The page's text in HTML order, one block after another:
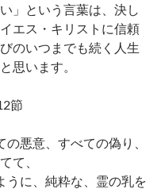
」という言葉は、決し
エス・キリストに信頼
のいつまでも続く人生
思います。
節
悪意、すべての偽り、
て、
うに、純粋な、霊の乳を